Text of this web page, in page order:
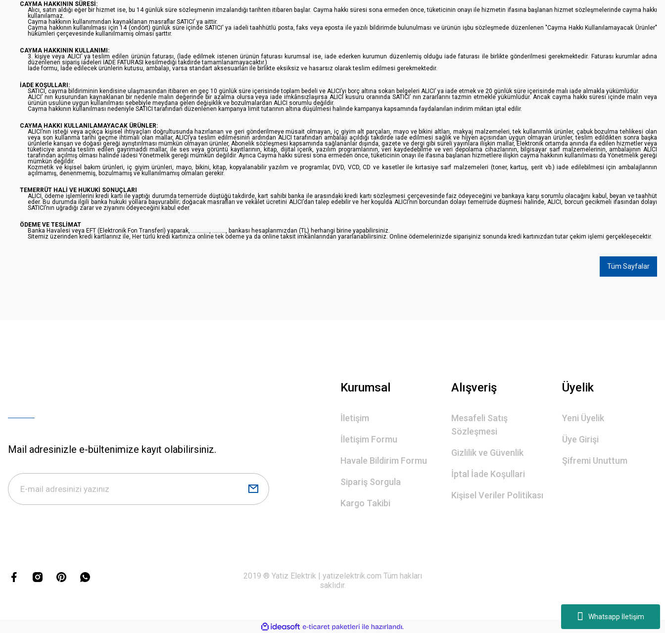
Whatsapp İletişim
CAYMA HAKKININ SÜRESİ:
Alıcı, satın aldığı eğer bir hizmet ise, bu 14 günlük süre sözleşmenin imzalandığı tarihten itibaren başlar. Cayma hakkı süresi sona ermeden önce, tüketicinin onayı ile hizmetin ifasına başlanan hizmet sözleşmelerinde cayma hakkı
kullanılamaz.
Cayma hakkının kullanımından kaynaklanan masraflar SATICI’ ya aittir.
Cayma hakkının kullanılması için 14 (ondört) günlük süre içinde SATICI' ya iadeli taahhütlü posta, faks veya eposta ile yazılı bildirimde bulunulması ve ürünün işbu sözleşmede düzenlenen "Cayma Hakkı Kullanılamayacak Ürünler"
hükümleri çerçevesinde kullanılmamış olması şarttır.
CAYMA HAKKININ KULLANIMI:
3. kişiye veya ALICI’ ya teslim edilen ürünün faturası, (İade edilmek istenen ürünün faturası kurumsal ise, iade ederken kurumun düzenlemiş olduğu iade faturası ile birlikte gönderilmesi gerekmektedir. Faturası kurumlar adına
düzenlenen sipariş iadeleri İADE FATURASI kesilmediği takdirde tamamlanamayacaktır.)
İade formu, İade edilecek ürünlerin kutusu, ambalajı, varsa standart aksesuarları ile birlikte eksiksiz ve hasarsız olarak teslim edilmesi gerekmektedir.
İADE KOŞULLARI:
SATICI, cayma bildiriminin kendisine ulaşmasından itibaren en geç 10 günlük süre içerisinde toplam bedeli ve ALICI’yı borç altına sokan belgeleri ALICI’ ya iade etmek ve 20 günlük süre içerisinde malı iade almakla yükümlüdür.
ALICI’ nın kusurundan kaynaklanan bir nedenle malın değerinde bir azalma olursa veya iade imkânsızlaşırsa ALICI kusuru oranında SATICI’ nın zararlarını tazmin etmekle yükümlüdür. Ancak cayma hakkı süresi içinde malın veya
ürünün usulüne uygun kullanılması sebebiyle meydana gelen değişiklik ve bozulmalardan ALICI sorumlu değildir.
Cayma hakkının kullanılması nedeniyle SATICI tarafından düzenlenen kampanya limit tutarının altına düşülmesi halinde kampanya kapsamında faydalanılan indirim miktarı iptal edilir.
CAYMA HAKKI KULLANILAMAYACAK ÜRÜNLER:
ALICI’nın isteği veya açıkça kişisel ihtiyaçları doğrultusunda hazırlanan ve geri gönderilmeye müsait olmayan, iç giyim alt parçaları, mayo ve bikini altları, makyaj malzemeleri, tek kullanımlık ürünler, çabuk bozulma tehlikesi olan
veya son kullanma tarihi geçme ihtimali olan mallar, ALICI’ya teslim edilmesinin ardından ALICI tarafından ambalajı açıldığı takdirde iade edilmesi sağlık ve hijyen açısından uygun olmayan ürünler, teslim edildikten sonra başka
ürünlerle karışan ve doğası gereği ayrıştırılması mümkün olmayan ürünler, Abonelik sözleşmesi kapsamında sağlananlar dışında, gazete ve dergi gibi süreli yayınlara ilişkin mallar, Elektronik ortamda anında ifa edilen hizmetler veya
tüketiciye anında teslim edilen gayrimaddi mallar, ile ses veya görüntü kayıtlarının, kitap, dijital içerik, yazılım programlarının, veri kaydedebilme ve veri depolama cihazlarının, bilgisayar sarf malzemelerinin, ambalajının ALICI
tarafından açılmış olması halinde iadesi Yönetmelik gereği mümkün değildir. Ayrıca Cayma hakkı süresi sona ermeden önce, tüketicinin onayı ile ifasına başlanan hizmetlere ilişkin cayma hakkının kullanılması da Yönetmelik gereği
mümkün değildir.
Kozmetik ve kişisel bakım ürünleri, iç giyim ürünleri, mayo, bikini, kitap, kopyalanabilir yazılım ve programlar, DVD, VCD, CD ve kasetler ile kırtasiye sarf malzemeleri (toner, kartuş, şerit vb.) iade edilebilmesi için ambalajlarının
açılmamış, denenmemiş, bozulmamış ve kullanılmamış olmaları gerekir.
TEMERRÜT HALİ VE HUKUKİ SONUÇLARI
ALICI, ödeme işlemlerini kredi kartı ile yaptığı durumda temerrüde düştüğü takdirde, kart sahibi banka ile arasındaki kredi kartı sözleşmesi çerçevesinde faiz ödeyeceğini ve bankaya karşı sorumlu olacağını kabul, beyan ve taahhüt
eder. Bu durumda ilgili banka hukuki yollara başvurabilir; doğacak masrafları ve vekâlet ücretini ALICI’dan talep edebilir ve her koşulda ALICI’nın borcundan dolayı temerrüde düşmesi halinde, ALICI, borcun gecikmeli ifasından dolayı
SATICI’nın uğradığı zarar ve ziyanını ödeyeceğini kabul eder.
ÖDEME VE TESLİMAT
Banka Havalesi veya EFT (Elektronik Fon Transferi) yaparak, ............, ........., bankası hesaplarımızdan (TL) herhangi birine yapabilirsiniz.
Sitemiz üzerinden kredi kartlarınız ile, Her türlü kredi kartınıza online tek ödeme ya da online taksit imkânlarından yararlanabilirsiniz. Online ödemelerinizde siparişiniz sonunda kredi kartınızdan tutar çekim işlemi gerçekleşecektir.
Tüm Sayfalar
Mail adresinizle e-bültenimize kayıt olabilirsiniz.
Kurumsal
İletişim
İletişim Formu
Havale Bildirim Formu
Sipariş Sorgula
Kargo Takibi
Alışveriş
Mesafeli Satış
Sözleşmesi
Gizlilik ve Güvenlik
İptal İade Koşullari
Kişisel Veriler Politikası
Üyelik
Yeni Üyelik
Üye Girişi
Şifremi Unuttum
2019 ® Yatiz Elektrik | yatizelektrik.com Tüm hakları
saklıdır.
ideasoft
e-